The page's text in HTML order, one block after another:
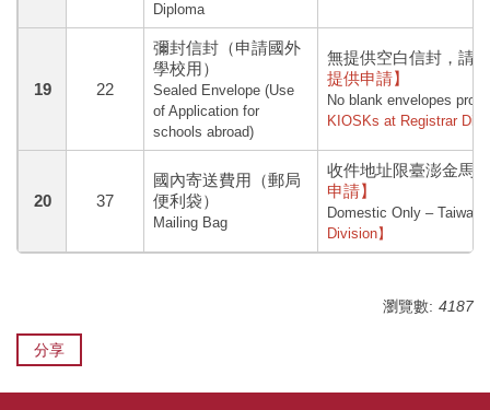
Diploma
19 22
彌封信封（申請國外
學校用）
Sealed Envelope (Use
of Application for
schools abroad)
無提供空白信封，請
提供申請】
No blank envelopes
KIOSKs at Registrar
20 37
國內寄送費用（郵局
便利袋）
Mailing Bag
收件地址限臺澎金馬
申請】
Domestic Only – Taiwan
Division】
瀏覽數: 4187
分享